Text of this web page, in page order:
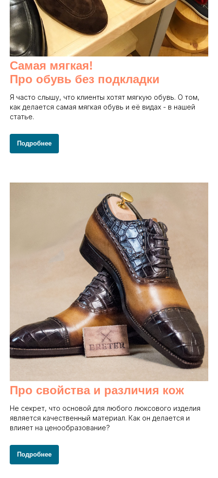
Самая мягкая!
Про обувь без подкладки
Я часто слышу, что клиенты хотят мягкую обувь. О том,
как делается самая мягкая обувь и её видах - в нашей
статье.
Подробнее
Про свойства и различия кож
Не секрет, что основой для любого люксового изделия
является качественный материал. Как он делается и
влияет на ценообразование?
Подробнее